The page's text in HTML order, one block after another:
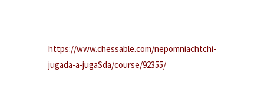
https://www.chessable.com/nepomniachtchi-
jugada-a-jugaSda/course/92355/